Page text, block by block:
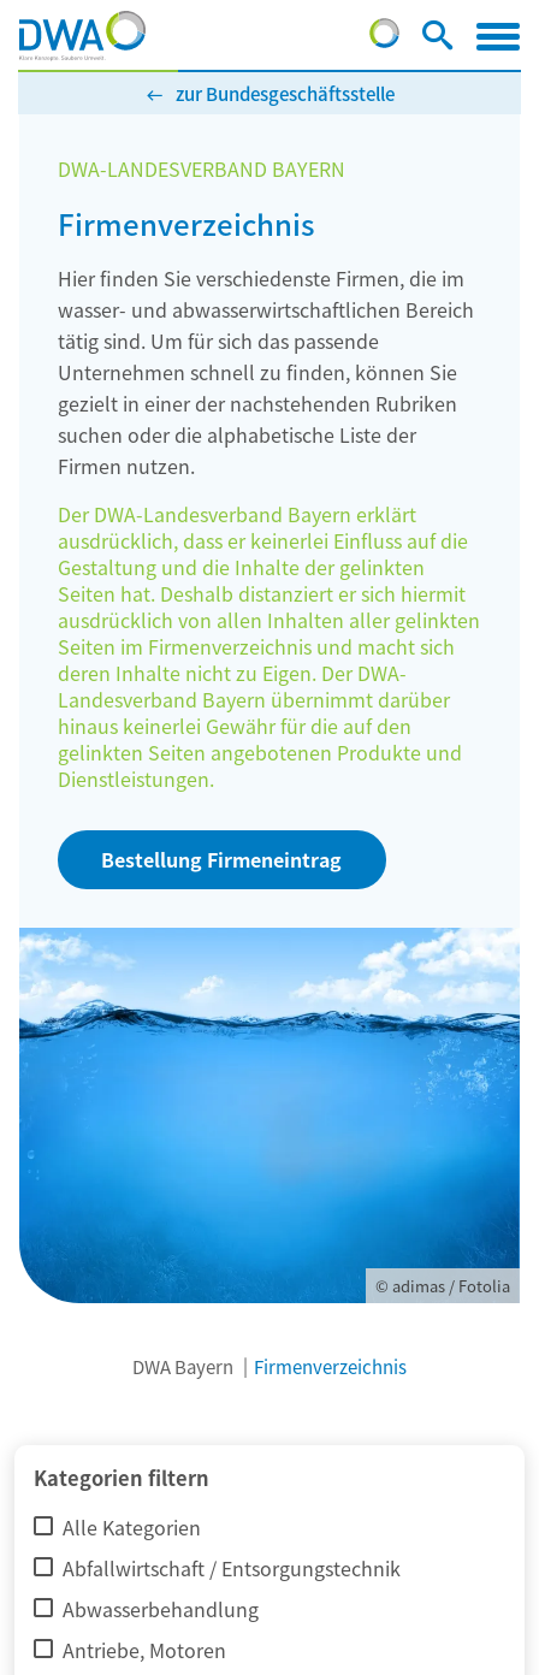
zur Bundesgeschäftsstelle
DWA-LANDESVERBAND BAYERN
Firmenverzeichnis
Hier finden Sie verschiedenste Firmen, die im
wasser- und abwasserwirtschaftlichen Bereich
tätig sind. Um für sich das passende
Unternehmen schnell zu finden, können Sie
gezielt in einer der nachstehenden Rubriken
suchen oder die alphabetische Liste der
Firmen nutzen.
Der DWA-Landesverband Bayern erklärt
ausdrücklich, dass er keinerlei Einfluss auf die
Gestaltung und die Inhalte der gelinkten
Seiten hat. Deshalb distanziert er sich hiermit
ausdrücklich von allen Inhalten aller gelinkten
Seiten im Firmenverzeichnis und macht sich
deren Inhalte nicht zu Eigen. Der DWA-
Landesverband Bayern übernimmt darüber
hinaus keinerlei Gewähr für die auf den
gelinkten Seiten angebotenen Produkte und
Dienstleistungen.
Bestellung Firmeneintrag
© adimas / Fotolia
DWA Bayern Firmenverzeichnis
Kategorien filtern
Alle Kategorien
Abfallwirtschaft / Entsorgungstechnik
Abwasserbehandlung
Antriebe, Motoren